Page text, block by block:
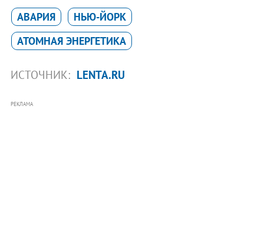
АВАРИЯ
НЬЮ-ЙОРК
АТОМНАЯ ЭНЕРГЕТИКА
ИСТОЧНИК: LENTA.RU
РЕКЛАМА